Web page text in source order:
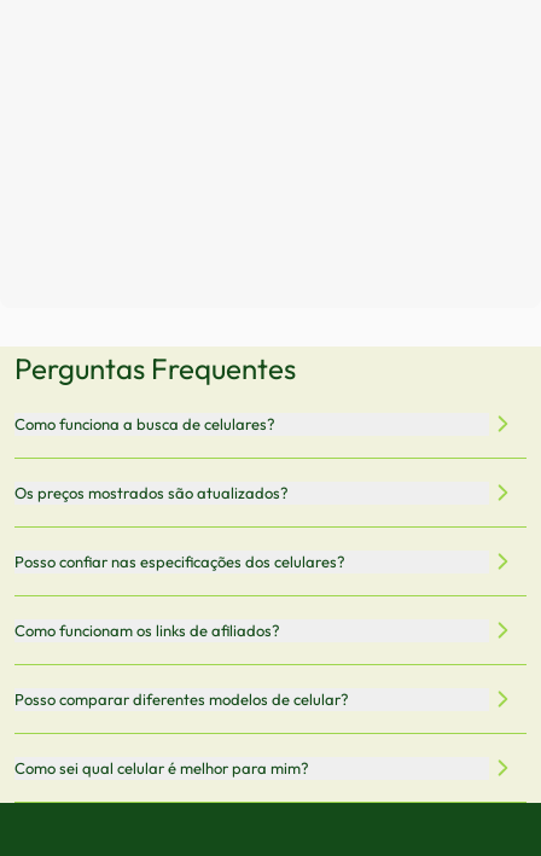
Perguntas Frequentes
Como funciona a busca de celulares?
armazenamento, memória RAM, bateria e conectividade
5G.
Os preços mostrados são atualizados?
vendedor antes de finalizar sua compra.
Posso confiar nas especificações dos celulares?
informações mais recentes de cada modelo.
Como funcionam os links de afiliados?
comissão sem custo adicional para você.
Posso comparar diferentes modelos de celular?
Sim! Você pode selecionar até 3 celulares para comparar
Como sei qual celular é melhor para mim?